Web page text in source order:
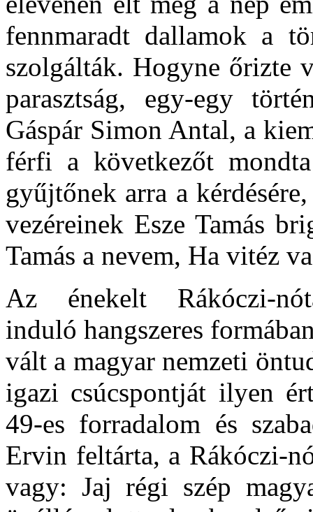
fennmaradt dallamok a
szolgálták. Hogyne őrizte
parasztság, egy-egy
Gáspár Simon Antal, a
férfi a következőt
gyűjtőnek arra a
vezéreinek Esze Tamás
Tamás a nevem, Ha vitéz
Az énekelt Rákóczi-
induló hangszeres
vált a magyar nemzeti
igazi csúcspontját ilyen
49-es forradalom és
Ervin feltárta, a Rákóczi-
vagy: Jaj régi szép